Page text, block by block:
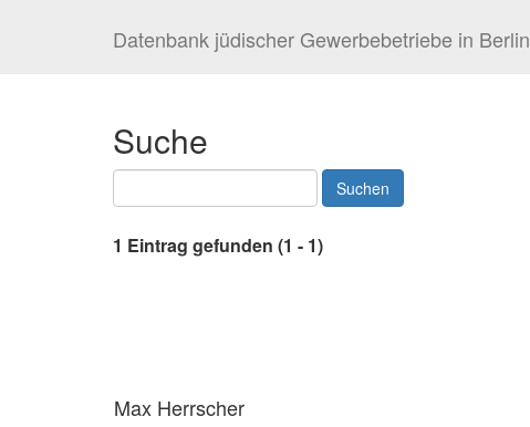
Datenbank jüdischer Gewerbebetriebe in Berlin
Suche
1 Eintrag gefunden (1 - 1)
Max Herrscher